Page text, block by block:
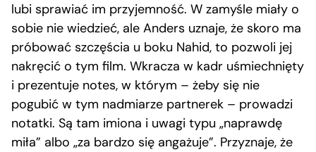
lubi sprawiać im przyjemność. W zamyśle miały o
sobie nie wiedzieć, ale Anders uznaje, że skoro ma
próbować szczęścia u boku Nahid, to pozwoli jej
nakręcić o tym film. Wkracza w kadr uśmiechnięty
i prezentuje notes, w którym – żeby się nie
pogubić w tym nadmiarze partnerek – prowadzi
notatki. Są tam imiona i uwagi typu „naprawdę
miła” albo „za bardzo się angażuje”. Przyznaje, że